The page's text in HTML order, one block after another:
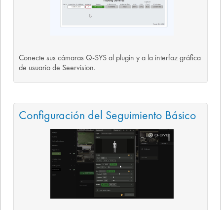
Conecte sus cámaras Q-SYS al plugin y a la interfaz gráfica
de usuario de Seervision.
Configuración del Seguimiento Básico